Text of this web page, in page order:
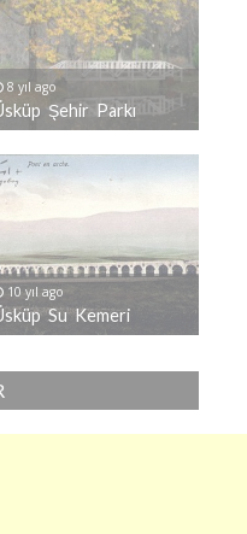
8 yıl ago
Şehir Parkı
10 yıl ago
Su Kemeri